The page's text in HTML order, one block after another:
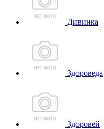
Дивинка
Здороведа
Здоровей